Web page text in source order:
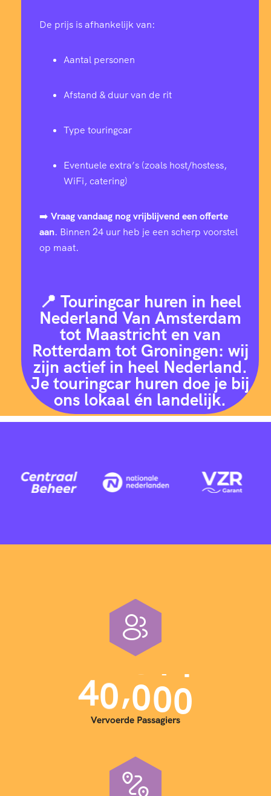
De prijs is afhankelijk van:
Aantal personen
Afstand & duur van de rit
Type touringcar
Eventuele extra’s (zoals host/hostess,
WiFi, catering)
➡️ Vraag vandaag nog vrijblijvend een offerte
aan. Binnen 24 uur heb je een scherp voorstel
op maat.
📍 Touringcar huren in heel
Nederland Van Amsterdam
tot Maastricht en van
Rotterdam tot Groningen: wij
zijn actief in heel Nederland.
Je touringcar huren doe je bij
ons lokaal én landelijk.
40,000
Vervoerde Passagiers